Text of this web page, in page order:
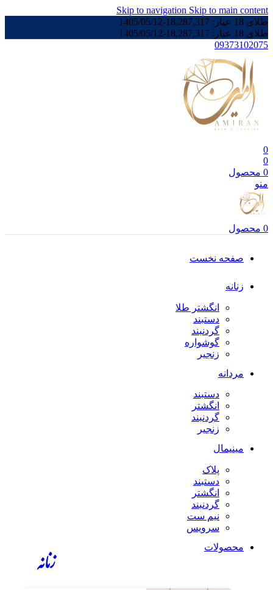
Skip to navigation Skip to main content
طلای 18 عیار:
18,287,317
-
1405/05/12
طلای 18 عیار:
18,287,317
-
1405/05/12
09373102075
0
0
0 محصول
منو
0 محصول
صفحه نخست
زنانه
انگشتر طلا
دستبند
گردنبند
گوشواره
زنجیر
مردانه
دستبند
انگشتر
گردنبند
زنجیر
مینیمال
پلاک
دستبند
انگشتر
گردنبند
نیم ست
سرویس
محصولات
زنانه